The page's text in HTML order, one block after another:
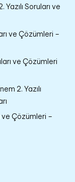
Yazılı Soruları ve
ve Çözümleri –
ve Çözümleri
2. Yazılı
ve Çözümleri –